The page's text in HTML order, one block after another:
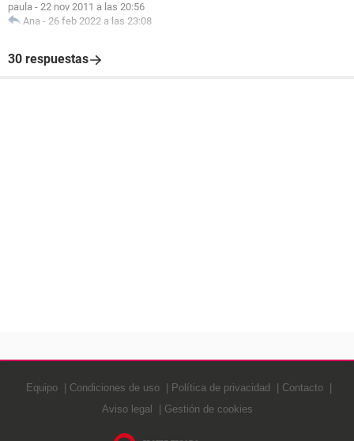
paula - 22 nov 2011 a las 20:56
Ana - 26 feb 2022 a las 23:08
30 respuestas
Equipo Condiciones de uso Política de privacidad
Contacto
Aviso legal
Gestión de cookies